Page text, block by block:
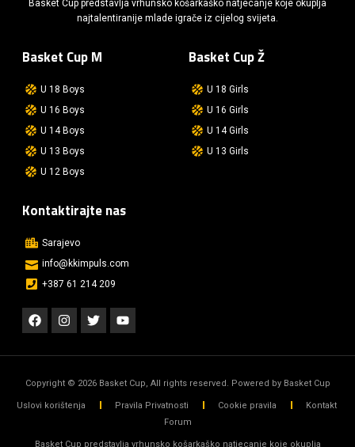
Basket Cup predstavlja vrhunsko košarkaško natjecanje koje okuplja
najtalentiranije mlade igrače iz cijelog svijeta.
Basket Cup M
U 18 Boys
U 16 Boys
U 14 Boys
U 13 Boys
U 12 Boys
Basket Cup Ž
U 18 Girls
U 16 Girls
U 14 Girls
U 13 Girls
Kontaktirajte nas
Sarajevo
info@kkimpuls.com​
+387 61 214 209
Copyright © 2026 Basket Cup, All rights reserved. Powered by Basket Cup
Uslovi korištenja Pravila Privatnosti Cookie pravila
Kontakt
Forum
Basket Cup predstavlja vrhunsko košarkaško natjecanje koje okuplja